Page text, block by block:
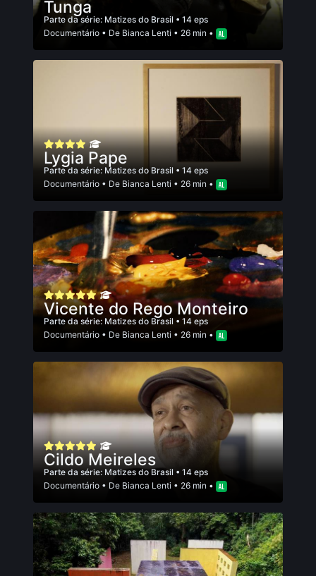
Tunga
Parte da série: Matizes do Brasil • 14 eps
Documentário • De Bianca Lenti • 26 min •
Lygia Pape
Parte da série: Matizes do Brasil • 14 eps
Documentário • De Bianca Lenti • 26 min •
Vicente do Rego Monteiro
Parte da série: Matizes do Brasil • 14 eps
Documentário • De Bianca Lenti • 26 min •
Cildo Meireles
Parte da série: Matizes do Brasil • 14 eps
Documentário • De Bianca Lenti • 26 min •